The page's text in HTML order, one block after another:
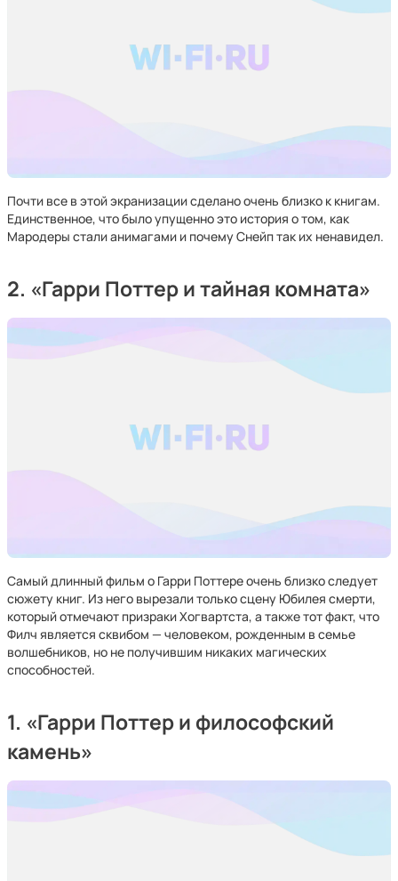
Почти все в этой экранизации сделано очень близко к книгам.
Единственное, что было упущенно это история о том, как
Мародеры стали анимагами и почему Снейп так их ненавидел.
2. «Гарри Поттер и тайная комната»
Самый длинный фильм о Гарри Поттере очень близко следует
сюжету книг. Из него вырезали только сцену Юбилея смерти,
который отмечают призраки Хогвартста, а также тот факт, что
Филч является сквибом — человеком, рожденным в семье
волшебников, но не получившим никаких магических
способностей.
1. «Гарри Поттер и философский
камень»